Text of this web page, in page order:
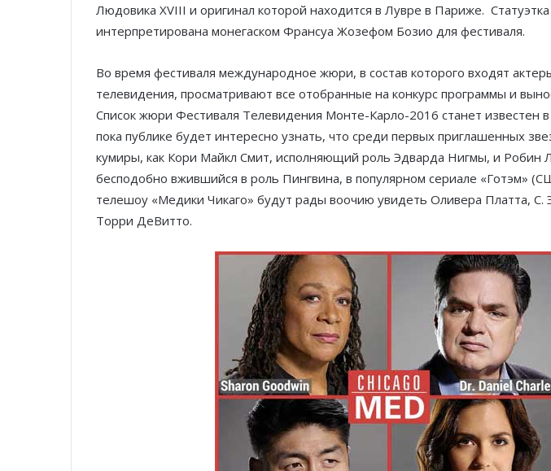
Людовика XVIII и оригинал которой находится в Лувре в Париже.
интерпретирована монегаском Франсуа Жозефом Бозио для фестиваля.
Во время фестиваля международное жюри, в состав которого входят
телевидения, просматривают все отобранные на конкурс программы и
Список жюри Фестиваля Телевидения Монте-Карло-2016 станет известен
пока публике будет интересно узнать, что среди первых приглашенных
кумиры, как Кори Майкл Смит, исполняющий роль Эдварда Нигмы, и Робин
бесподобно вжившийся в роль Пингвина, в популярном сериале «Готэм»
телешоу «Медики Чикаго» будут рады воочию увидеть Оливера Платта, С.
Торри ДеВитто.